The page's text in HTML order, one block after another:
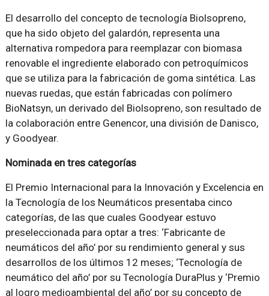
El desarrollo del concepto de tecnología Biolsopreno,
que ha sido objeto del galardón, representa una
alternativa rompedora para reemplazar con biomasa
renovable el ingrediente elaborado con petroquímicos
que se utiliza para la fabricación de goma sintética. Las
nuevas ruedas, que están fabricadas con polímero
BioNatsyn, un derivado del Biolsopreno, son resultado de
la colaboración entre Genencor, una división de Danisco,
y Goodyear.
Nominada en tres categorías
El Premio Internacional para la Innovación y Excelencia en
la Tecnología de los Neumáticos presentaba cinco
categorías, de las que cuales Goodyear estuvo
preseleccionada para optar a tres: ‘Fabricante de
neumáticos del año’ por su rendimiento general y sus
desarrollos de los últimos 12 meses; ‘Tecnología de
neumático del año’ por su Tecnología DuraPlus y ‘Premio
al logro medioambiental del año’ por su concepto de